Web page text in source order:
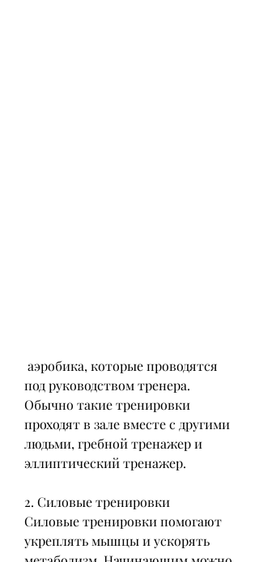
под руководством тренера.
Обычно такие тренировки
проходят в зале вместе с другими
людьми, гребной тренажер и
эллиптический тренажер.
2. Силовые тренировки
Силовые тренировки помогают
укреплять мышцы и ускорять